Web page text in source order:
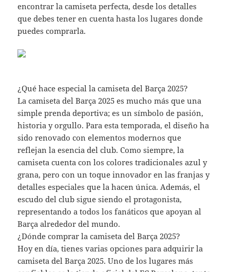
encontrar la camiseta perfecta, desde los detalles
que debes tener en cuenta hasta los lugares donde
puedes comprarla.
¿Qué hace especial la camiseta del Barça 2025?
La camiseta del Barça 2025 es mucho más que una
simple prenda deportiva; es un símbolo de pasión,
historia y orgullo. Para esta temporada, el diseño ha
sido renovado con elementos modernos que
reflejan la esencia del club. Como siempre, la
camiseta cuenta con los colores tradicionales azul y
grana, pero con un toque innovador en las franjas y
detalles especiales que la hacen única. Además, el
escudo del club sigue siendo el protagonista,
representando a todos los fanáticos que apoyan al
Barça alrededor del mundo.
¿Dónde comprar la camiseta del Barça 2025?
Hoy en día, tienes varias opciones para adquirir la
camiseta del Barça 2025. Uno de los lugares más